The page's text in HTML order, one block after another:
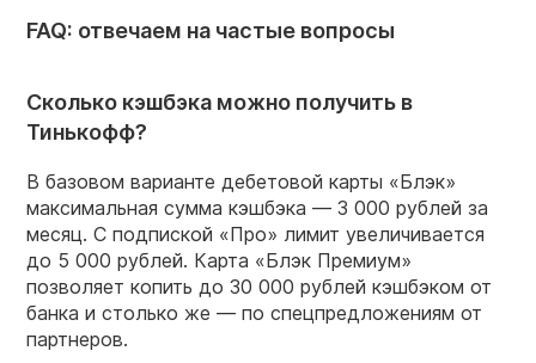
FAQ: отвечаем на частые вопросы
Сколько кэшбэка можно получить в
Тинькофф?
В базовом варианте дебетовой карты «Блэк»
максимальная сумма кэшбэка — 3 000 рублей за
месяц. С подпиской «Про» лимит увеличивается
до 5 000 рублей. Карта «Блэк Премиум»
позволяет копить до 30 000 рублей кэшбэком от
банка и столько же — по спецпредложениям от
партнеров.